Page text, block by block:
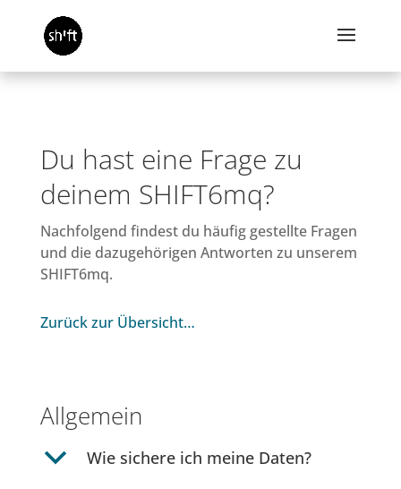
Du hast eine Frage zu
deinem SHIFT6mq?
Nachfolgend findest du häufig gestellte Fragen
und die dazugehörigen Antworten zu unserem
SHIFT6mq.
Zurück zur Übersicht…
Allgemein
b Wie sichere ich meine Daten?